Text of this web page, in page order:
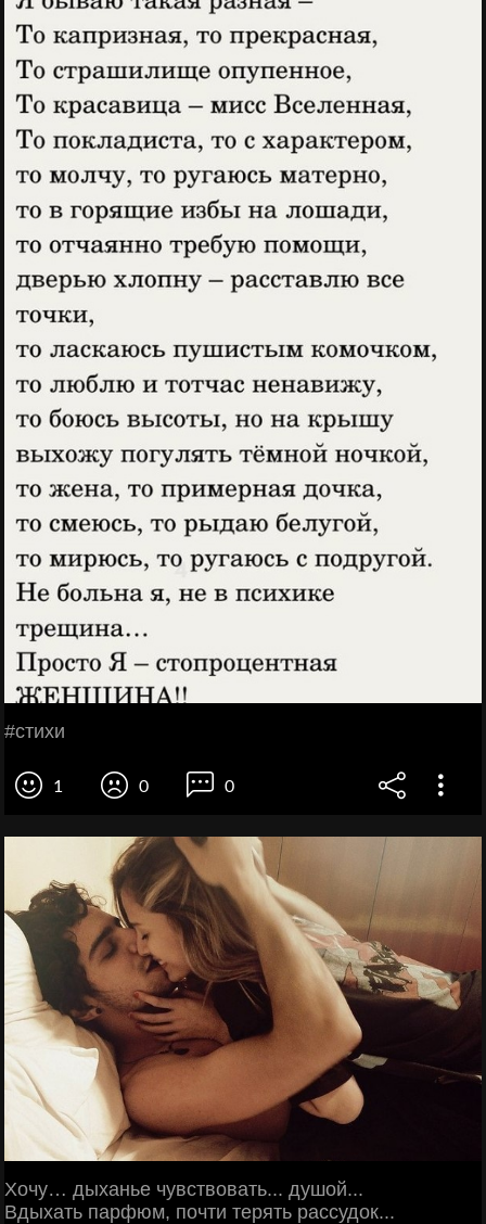
#стихи
1 0 0
Хочу… дыханье чувствовать... душой...
Вдыхать парфюм, почти терять рассудок...